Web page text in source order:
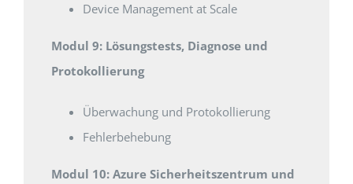
Device Management at Scale
Modul 9: Lösungstests, Diagnose und
Protokollierung
Überwachung und Protokollierung
Fehlerbehebung
Modul 10: Azure Sicherheitszentrum und